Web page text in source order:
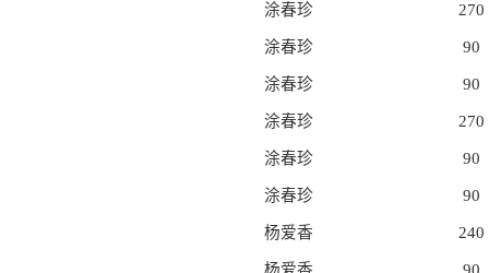
涂春珍 270
涂春珍 90
涂春珍 90
涂春珍 270
涂春珍 90
涂春珍 90
杨爱香 240